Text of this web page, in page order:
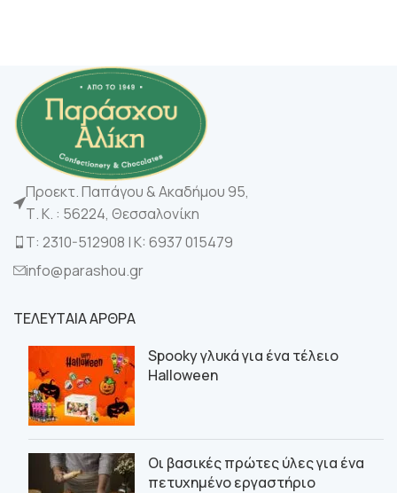
Προεκτ. Παπάγου & Ακαδήμου 95,
Τ. Κ. : 56224, Θεσσαλονίκη
Τ: 2310-512908 | K: 6937 015479
info@parashou.gr
ΤΕΛΕΥΤΑΙΑ ΑΡΘΡΑ
Spooky γλυκά για ένα τέλειο
Halloween
Οι βασικές πρώτες ύλες για ένα
πετυχημένο εργαστήριο